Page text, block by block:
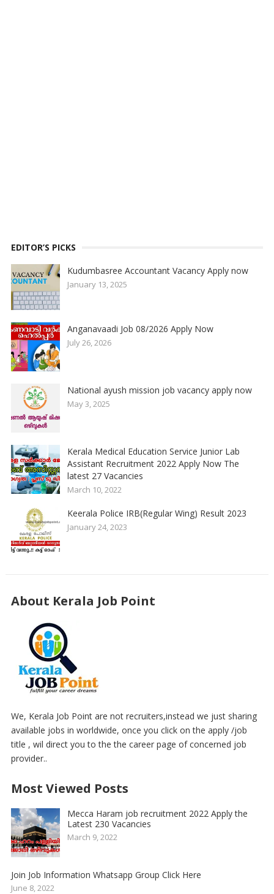
EDITOR’S PICKS
Kudumbasree Accountant Vacancy Apply now
January 13, 2025
Anganavaadi Job 08/2026 Apply Now
July 26, 2026
National ayush mission job vacancy apply now
May 3, 2025
Kerala Medical Education Service Junior Lab
Assistant Recruitment 2022 Apply Now The
latest 27 Vacancies
March 10, 2022
Keerala Police IRB(Regular Wing) Result 2023
January 24, 2023
About Kerala Job Point
We, Kerala Job Point are not recruiters,instead we just sharing
available jobs in worldwide, once you click on the apply /job
title , wil direct you to the the career page of concerned job
provider..
Most Viewed Posts
Mecca Haram job recruitment 2022 Apply the
Latest 230 Vacancies
March 9, 2022
Join Job Information Whatsapp Group Click Here
June 8, 2022